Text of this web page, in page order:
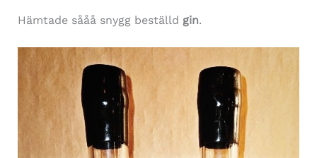
Hämtade sååå snygg beställd gin.